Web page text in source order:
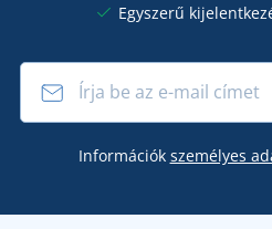
Egyszerű
Információk személyes